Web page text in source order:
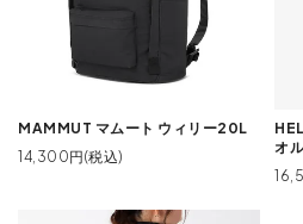
MAMMUT マムート ウィリー20L
14,300円(税込)
オ